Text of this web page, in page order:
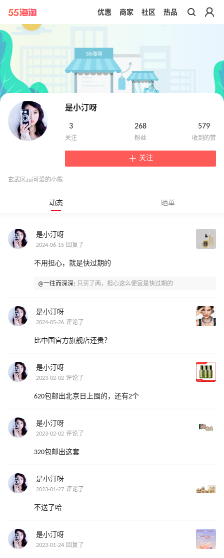
带你去官网买正品
优惠 商家 社区 热品
是小汀呀
3 268 579
关注
玄武区zui可爱的小熊
动态 晒单
是小汀呀
2024-06-15 回复了
不用担心，就是快过期的
@一往而深深: 只买了两，担心这么便宜是快过期的
是小汀呀
2024-05-26 评论了
比中国官方旗舰店还贵？
是小汀呀
2023-02-02 评论了
620包邮出北京日上囤的，还有2个
是小汀呀
2023-02-02 评论了
320包邮出这套
是小汀呀
2023-01-27 评论了
不送了哈
是小汀呀
2023-01-24 回复了